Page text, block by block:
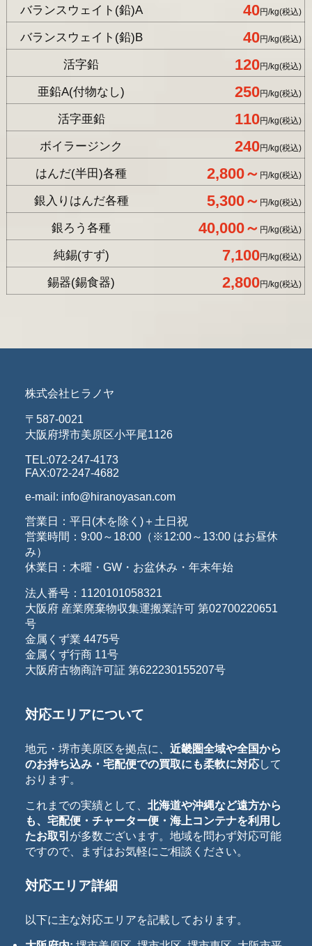
バランスウェイト(鉛)A 40円/kg(税込)
バランスウェイト(鉛)B 40円/kg(税込)
活字鉛 120円/kg(税込)
亜鉛A(付物なし) 250円/kg(税込)
活字亜鉛 110円/kg(税込)
ボイラージンク 240円/kg(税込)
はんだ(半田)各種 2,800～ 円/kg(税込)
銀入りはんだ各種 5,300～ 円/kg(税込)
銀ろう各種 40,000～ 円/kg(税込)
純錫(すず) 7,100円/kg(税込)
錫器(錫食器) 2,800円/kg(税込)
株式会社ヒラノヤ
〒587-0021
大阪府堺市美原区小平尾1126
TEL:072-247-4173
FAX:072-247-4682
e-mail: info@hiranoyasan.com
営業日：平日(木を除く)＋土日祝
営業時間：9:00～18:00（※12:00～13:00 はお昼休
み）
休業日：木曜・GW・お盆休み・年末年始
法人番号：1120101058321
大阪府 産業廃棄物収集運搬業許可 第02700220651
号
金属くず業 4475号
金属くず行商 11号
大阪府古物商許可証 第622230155207号
対応エリアについて
地元・堺市美原区を拠点に、 近畿圏全域や全国から
のお持ち込み・宅配便での買取にも柔軟に対応して
おります。
これまでの実績として、 北海道や沖縄など遠方から
も、宅配便・チャーター便・海上コンテナを利用し
たお取引 が多数ございます。地域を問わず対応可能
ですので、まずはお気軽にご相談ください。
対応エリア詳細
以下に主な対応エリアを記載しております。